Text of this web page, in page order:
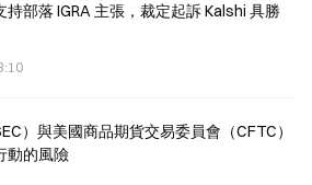
部落 IGRA 主張，裁定起訴 Kalshi 具勝
）與美國商品期貨交易委員會（CFTC）
動的風險